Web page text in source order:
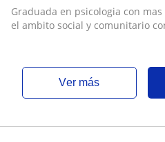
Graduada en psicologia con
el ambito social y comunitario
ver más